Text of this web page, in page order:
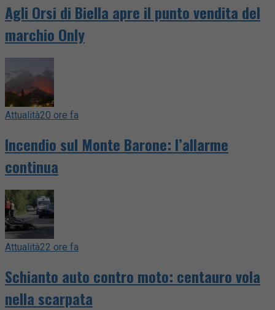
Agli Orsi di Biella apre il punto vendita del
marchio Only
Attualità20 ore fa
Incendio sul Monte Barone: l’allarme
continua
Attualità22 ore fa
Schianto auto contro moto: centauro vola
nella scarpata